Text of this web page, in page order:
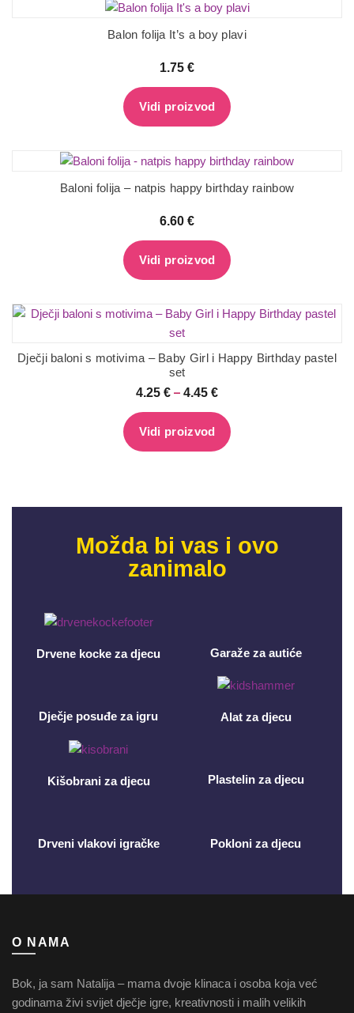
Balon folija It’s a boy plavi
1.75 €
Vidi proizvod
Baloni folija – natpis happy birthday rainbow
6.60 €
Vidi proizvod
Dječji baloni s motivima – Baby Girl i Happy Birthday pastel
set
4.25 € – 4.45 €
Vidi proizvod
Možda bi vas i ovo
zanimalo
Drvene kocke za djecu Garaže za autiće
Dječje posuđe za igru Alat za djecu
Kišobrani za djecu Plastelin za djecu
Drveni vlakovi igračke Pokloni za djecu
O NAMA
Bok, ja sam Natalija – mama dvoje klinaca i osoba koja već
godinama živi svijet dječje igre, kreativnosti i malih velikih